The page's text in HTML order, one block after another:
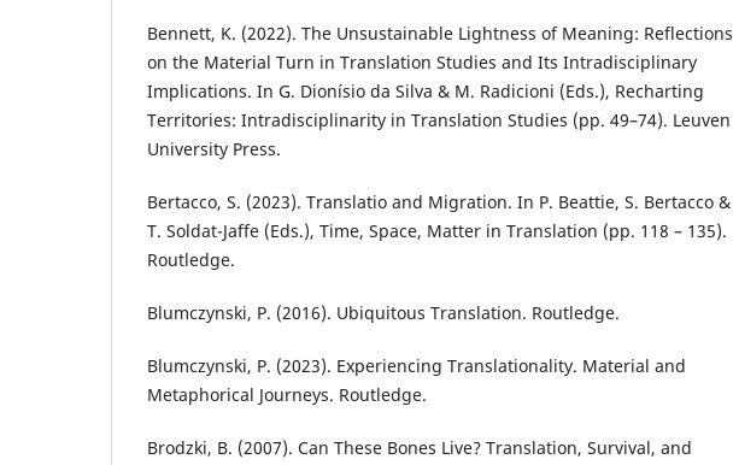
Bennett, K. (2022). The Unsustainable Lightness of Meaning: Reflections
on the Material Turn in Translation Studies and Its Intradisciplinary
Implications. In G. Dionísio da Silva & M. Radicioni (Eds.), Recharting
Territories: Intradisciplinarity in Translation Studies (pp. 49–74). Leuven
University Press.
Bertacco, S. (2023). Translatio and Migration. In P. Beattie, S. Bertacco &
T. Soldat-Jaffe (Eds.), Time, Space, Matter in Translation (pp. 118 – 135).
Routledge.
Blumczynski, P. (2016). Ubiquitous Translation. Routledge.
Blumczynski, P. (2023). Experiencing Translationality. Material and
Metaphorical Journeys. Routledge.
Brodzki, B. (2007). Can These Bones Live? Translation, Survival, and